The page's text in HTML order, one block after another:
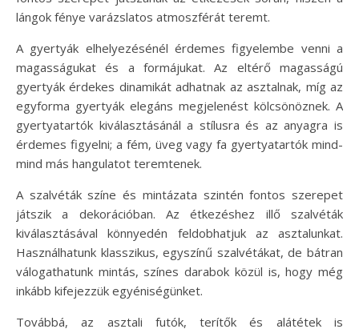
lángok fénye varázslatos atmoszférát teremt.
A gyertyák elhelyezésénél érdemes figyelembe venni a
magasságukat és a formájukat. Az eltérő magasságú
gyertyák érdekes dinamikát adhatnak az asztalnak, míg az
egyforma gyertyák elegáns megjelenést kölcsönöznek. A
gyertyatartók kiválasztásánál a stílusra és az anyagra is
érdemes figyelni; a fém, üveg vagy fa gyertyatartók mind-
mind más hangulatot teremtenek.
A szalvéták színe és mintázata szintén fontos szerepet
játszik a dekorációban. Az étkezéshez illő szalvéták
kiválasztásával könnyedén feldobhatjuk az asztalunkat.
Használhatunk klasszikus, egyszínű szalvétákat, de bátran
válogathatunk mintás, színes darabok közül is, hogy még
inkább kifejezzük egyéniségünket.
Továbbá, az asztali futók, terítők és alátétek is